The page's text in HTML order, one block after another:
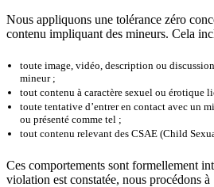
Nous appliquons une tolérance zéro
contenu impliquant des mineurs. Cela
toute image, vidéo, description ou
mineur ;
tout contenu à caractère sexuel ou érotique
toute tentative d’entrer en contact avec un
ou présenté comme tel ;
tout contenu relevant des CSAE (Child
Ces comportements sont formellement
violation est constatée, nous procédons à